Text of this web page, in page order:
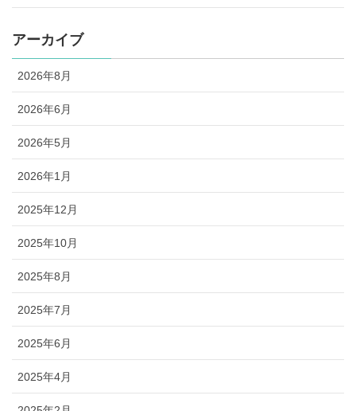
アーカイブ
2026年8月
2026年6月
2026年5月
2026年1月
2025年12月
2025年10月
2025年8月
2025年7月
2025年6月
2025年4月